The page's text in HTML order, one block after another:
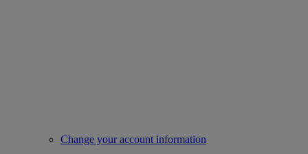
Change your account information